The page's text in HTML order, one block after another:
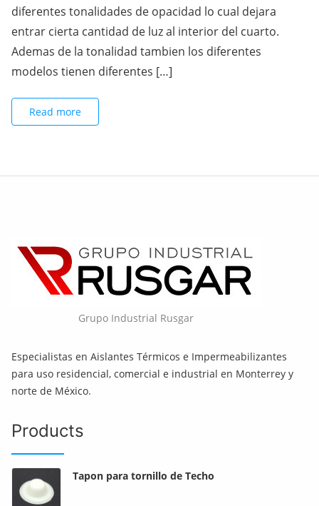
diferentes tonalidades de opacidad lo cual dejara
entrar cierta cantidad de luz al interior del cuarto.
Ademas de la tonalidad tambien los diferentes
modelos tienen diferentes […]
Read more
Grupo Industrial Rusgar
Especialistas en Aislantes Térmicos e Impermeabilizantes
para uso residencial, comercial e industrial en Monterrey y
norte de México.
Products
Tapon para tornillo de Techo